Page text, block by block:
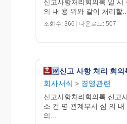
신고사항처리회의록 일 시
의 내 용 위와 같이 처리할
조회수: 366 | 다운로드: 507
신고 사항 처리 회의
회사서식 > 경영관련
신고사항처리회의록 신고
소 건 명 관계부서 심 의
의...